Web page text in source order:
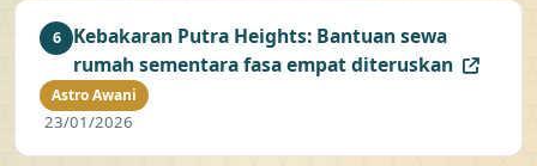
6
Kebakaran Putra Heights: Bantuan sewa
rumah sementara fasa empat diteruskan
Astro Awani
23/01/2026